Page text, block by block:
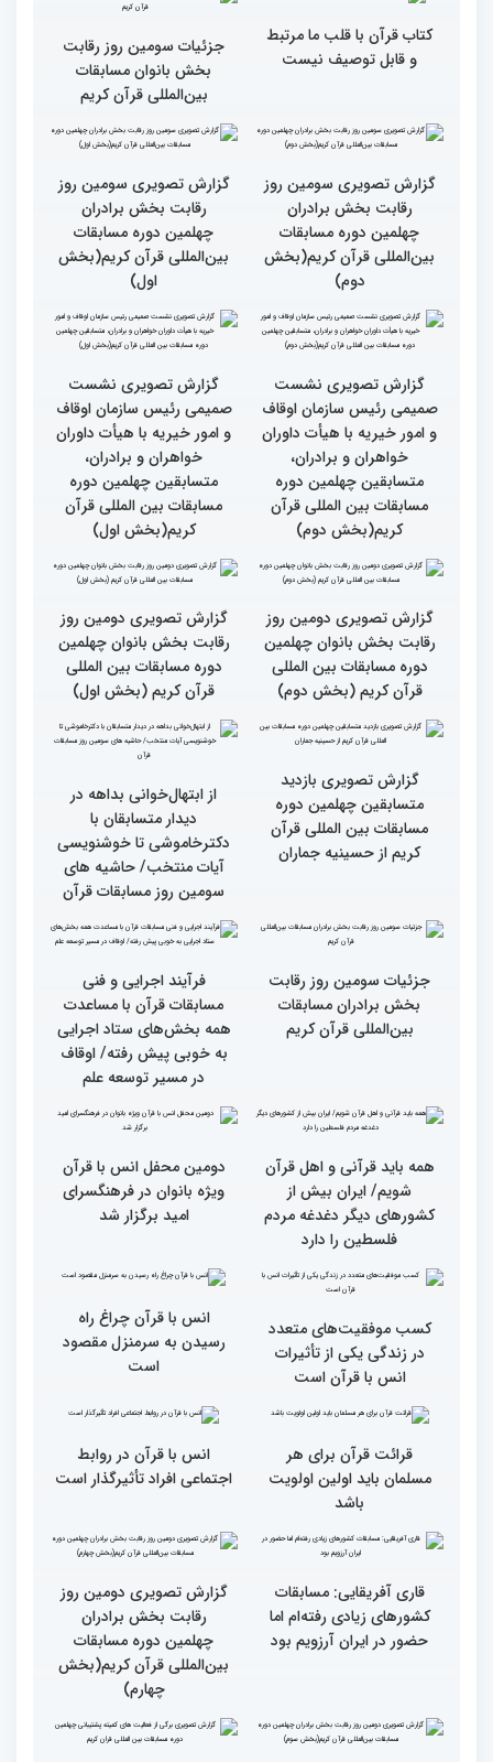
قران کریم (بخش اول)
قاری نیجریایی: نوجوانان
جهان عمل به قرآن را
سرلوحه امور خود قرار دهند
کتاب قرآن با قلب ما مرتبط
و قابل توصیف نیست
جزئیات سومین روز رقابت
بخش بانوان مسابقات
بین‌المللی قرآن کریم
گزارش تصویری سومین روز
رقابت بخش برادران
چهلمین دوره مسابقات
بین‌المللی قرآن کریم(بخش
دوم)
گزارش تصویری سومین روز
رقابت بخش برادران
چهلمین دوره مسابقات
بین‌المللی قرآن کریم(بخش
اول)
گزارش تصویری نشست
صمیمی رئیس سازمان اوقاف
و امور خیریه با هیأت داوران
خواهران و برادران،
متسابقین چهلمین دوره
مسابقات بین المللی قرآن
کریم(بخش دوم)
گزارش تصویری نشست
صمیمی رئیس سازمان اوقاف
و امور خیریه با هیأت داوران
خواهران و برادران،
متسابقین چهلمین دوره
مسابقات بین المللی قرآن
کریم(بخش اول)
گزارش تصویری دومین روز
رقابت بخش بانوان چهلمین
گزارش تصویری دومین روز
رقابت بخش بانوان چهلمین
دوره مسابقات بین المللی
گزارش تصویری بازدید
متسابقین چهلمین دوره
از ابتهال‌خوانی بداهه در
دیدار متسابقان با
دکترخاموشی تا خوشنویسی
آیات منتخب/ حاشیه های
سومین روز مسابقات قرآن
جزئیات سومین روز رقابت
بخش برادران مسابقات
بین‌المللی قرآن کریم
فرآیند اجرایی و فنی
مسابقات قرآن با مساعدت
به خوبی پیش رفته/ اوقاف
همه باید قرآنی و اهل قرآن
شویم/ ایران بیش از
فلسطین را دارد
ویژه بانوان در فرهنگسرای
کسب موفقیت‌های متعدد
انس با قرآن است
انس با قرآن چراغ راه
رسیدن به سرمنزل مقصود
است
باشد
انس با قرآن در روابط
اجتماعی افراد تأثیرگذار است